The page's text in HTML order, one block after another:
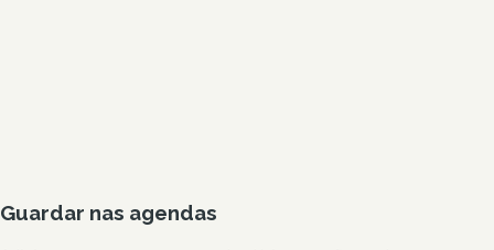
Guardar nas agendas